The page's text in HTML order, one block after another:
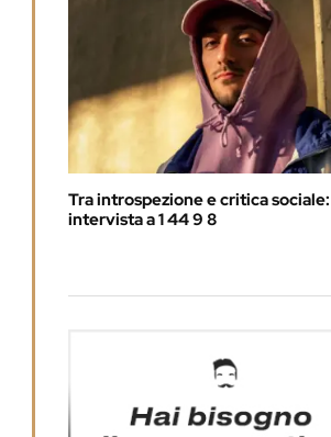
Tra introspezione e critica sociale:
intervista a 1 44 9 8